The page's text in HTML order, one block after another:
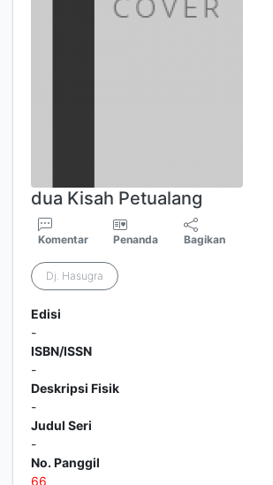
dua Kisah Petualang
Komentar Penanda Bagikan
Dj. Hasugra
Edisi
-
ISBN/ISSN
-
Deskripsi Fisik
-
Judul Seri
-
No. Panggil
66